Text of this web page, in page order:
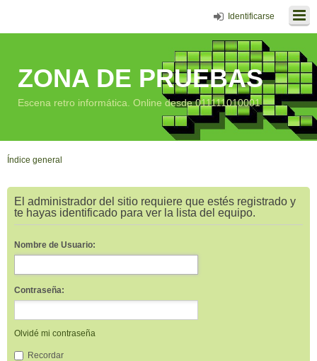
Identificarse
ZONA DE PRUEBAS
Escena retro informática. Online desde 011111010001
Índice general
El administrador del sitio requiere que estés registrado y
te hayas identificado para ver la lista del equipo.
Nombre de Usuario:
Contraseña:
Olvidé mi contraseña
Recordar